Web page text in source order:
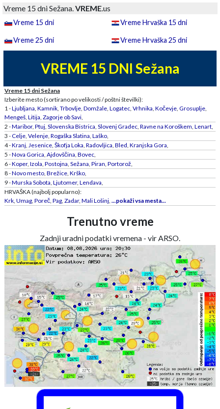
Vreme 15 dni Sežana.VREME.us
Vreme 15 dni Vreme Hrvaška 15 dni
Vreme 25 dni Vreme Hrvaška 25 dni
VREME 15 DNI Sežana
Vreme 15 dni Sežana
Izberite mesto (sortirano po velikosti / poštni številki):
1 -Ljubljana, Kamnik, Trbovlje, Domžale, Logatec, Vrhnika, Kočevje, Grosuplje,
Mengeš, Litija, Zagorje ob Savi,
2 -Maribor, Ptuj, Slovenska Bistrica, Slovenj Gradec, Ravne na Koroškem, Lenart,
3 -Celje, Velenje, Rogaška Slatina, Laško,
4 -Kranj, Jesenice, Škofja Loka, Radovljica, Bled, Kranjska Gora,
5 -Nova Gorica, Ajdovščina, Bovec,
6 -Koper, Izola, Postojna, Sežana, Piran, Portorož,
8 -Novo mesto, Brežice, Krško,
9 -Murska Sobota, Ljutomer, Lendava,
HRVAŠKA (najbolj popularno):
Krk, Umag, Poreč, Pag, Zadar, Mali Lošinj, ...pokaži vsa mesta...
Trenutno vreme
Zadnji uradni podatki vremena - vir ARSO.